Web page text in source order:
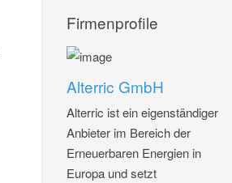
Firmenprofile
Alterric GmbH
Alterric ist ein eigenständiger
Anbieter im Bereich der
Erneuerbaren Energien in
Europa und setzt